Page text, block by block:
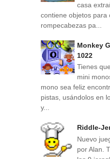
casa
contiene objetos para
rompecabezas pa...
Monkey
1022
Tienes
mini
mono sea feliz
pistas, usándolos en
y...
Riddle-
Nuevo
por Alan.